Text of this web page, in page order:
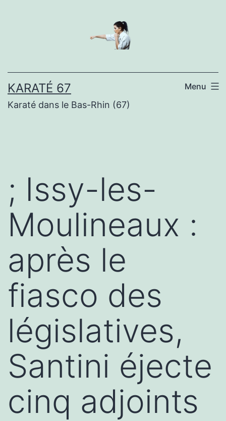
KARATÉ 67
Karaté dans le Bas-Rhin (67)
Menu
; Issy-les-
Moulineaux :
après le
fiasco des
législatives,
Santini éjecte
cinq adjoints